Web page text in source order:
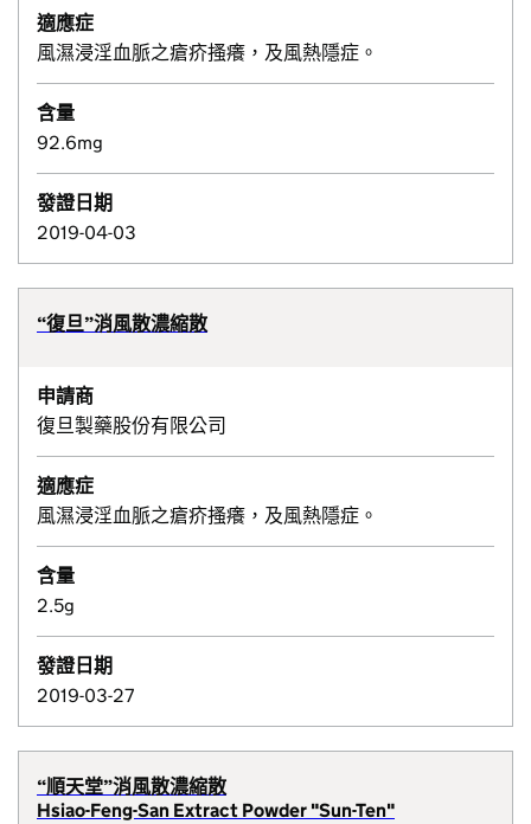
適應症
風濕浸淫血脈之瘡疥搔癢，及風熱隱症。
含量
92.6mg
發證日期
2019-04-03
“復旦”消風散濃縮散
申請商
復旦製藥股份有限公司
適應症
風濕浸淫血脈之瘡疥搔癢，及風熱隱症。
含量
2.5g
發證日期
2019-03-27
“順天堂”消風散濃縮散
Hsiao-Feng-San Extract Powder "Sun-Ten"